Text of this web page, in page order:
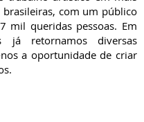
brasileiras, com um público
mil queridas pessoas. Em
já retornamos diversas
a oportunidade de criar